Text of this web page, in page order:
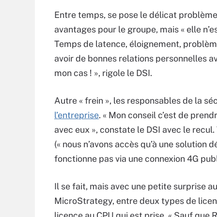
Entre temps, se pose le délicat
avantages pour le groupe, mais « elle
Temps de latence, éloignement,
avoir de bonnes relations personnelles
mon cas ! », rigole le DSI.
Autre « frein », les responsables de la
l’entreprise. « Mon conseil c’est de
avec eux », constate le DSI avec le
(« nous n’avons accès qu’à une
fonctionne pas via une connexion 4G
Il se fait, mais avec une petite surprise
MicroStrategy, entre deux types de